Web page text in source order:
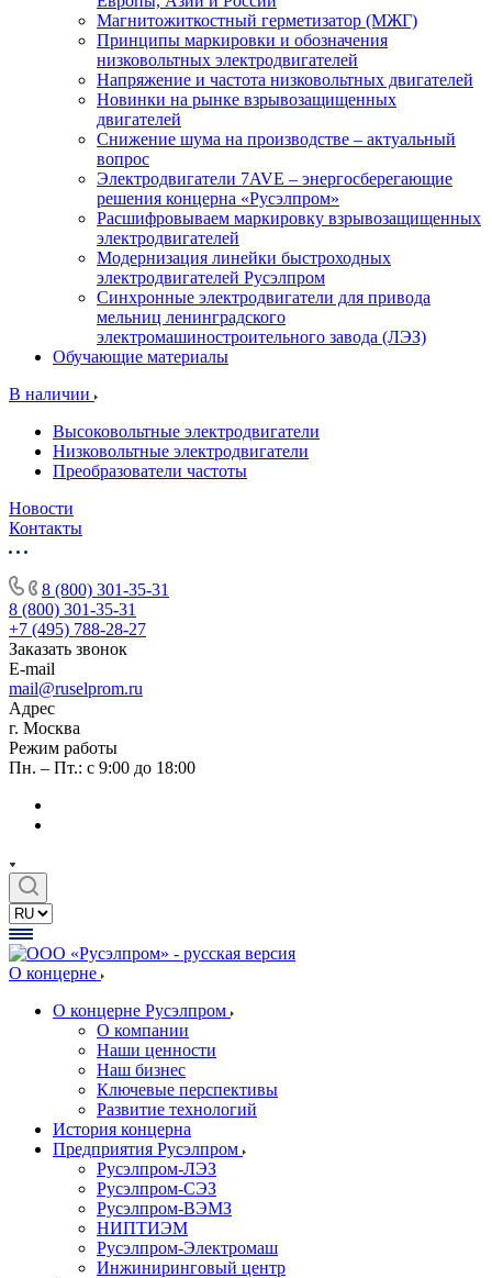
Магнитожиткостный герметизатор (МЖГ)
Принципы маркировки и обозначения
низковольтных электродвигателей
Напряжение и частота низковольтных двигателей
Новинки на рынке взрывозащищенных
двигателей
Снижение шума на производстве – актуальный
вопрос
Электродвигатели 7AVE – энергосберегающие
решения концерна «Русэлпром»
Расшифровываем маркировку взрывозащищенных
электродвигателей
Модернизация линейки быстроходных
электродвигателей Русэлпром
Синхронные электродвигатели для привода
мельниц ленинградского
электромашиностроительного завода (ЛЭЗ)
Обучающие материалы
В наличии
Высоковольтные электродвигатели
Низковольтные электродвигатели
Преобразователи частоты
Новости
Контакты
8 (800) 301-35-31
8 (800) 301-35-31
+7 (495) 788-28-27
Заказать звонок
E-mail
mail@ruselprom.ru
Адрес
г. Москва
Режим работы
Пн. – Пт.: с 9:00 до 18:00
О концерне
О концерне Русэлпром
О компании
Наши ценности
Наш бизнес
Ключевые перспективы
Развитие технологий
История концерна
Предприятия Русэлпром
Русэлпром-ЛЭЗ
Русэлпром-СЭЗ
Русэлпром-ВЭМЗ
НИПТИЭМ
Русэлпром-Электромаш
Инжиниринговый центр